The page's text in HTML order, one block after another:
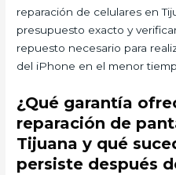
reparación de celulares en
presupuesto exacto y
repuesto necesario para
del iPhone en el menor
¿Qué garantía
reparación de
Tijuana y qué
persiste después